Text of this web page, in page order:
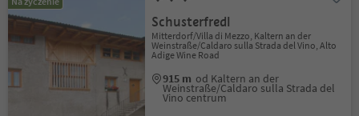
Schusterfredl
Mitterdorf/Villa di Mezzo, Kaltern an der
Weinstraße/Caldaro sulla Strada del Vino, Alto
Adige Wine Road
915 m od Kaltern an der
Weinstraße/Caldaro sulla Strada del
Vino centrum